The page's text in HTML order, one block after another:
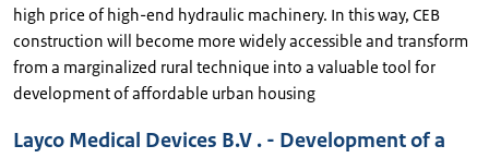
high price of high-end hydraulic machinery. In this way, CEB
construction will become more widely accessible and transform
from a marginalized rural technique into a valuable tool for
development of affordable urban housing
Layco Medical Devices B.V . - Development of a